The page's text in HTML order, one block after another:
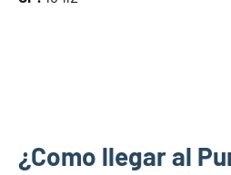
¿Como llegar al